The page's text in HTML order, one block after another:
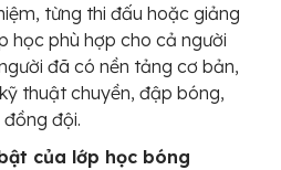
từng thi đấu hoặc giảng
học phù hợp cho cả người
đã có nền tảng cơ bản,
thuật chuyền, đập bóng,
đội.
của lớp học bóng